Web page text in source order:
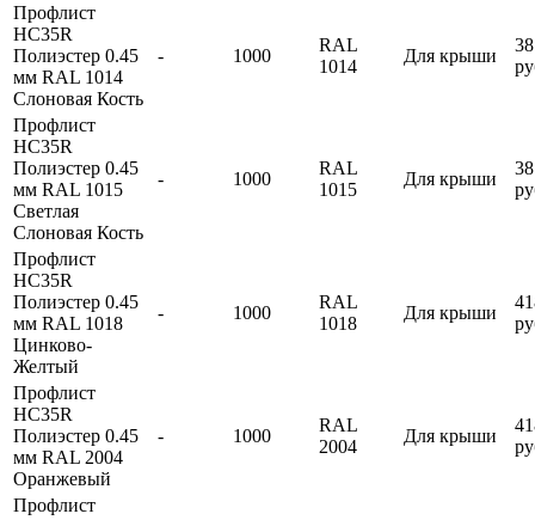
Профлист
HC35R
Полиэстер 0.45
мм RAL 1014
Слоновая Кость
- 1000
RAL
1014
Для крыши
Профлист
HC35R
Полиэстер 0.45
мм RAL 1015
Светлая
Слоновая Кость
- 1000
RAL
1015
Для крыши
Профлист
HC35R
Полиэстер 0.45
мм RAL 1018
Цинково-
Желтый
- 1000
RAL
1018
Для крыши
Профлист
HC35R
Полиэстер 0.45
мм RAL 2004
Оранжевый
- 1000
RAL
2004
Для крыши
Профлист